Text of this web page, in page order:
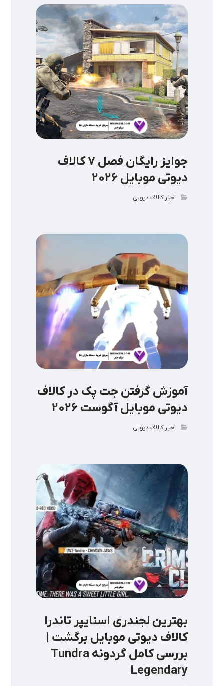
جوایز رایگان فصل ۷ کالاف
دیوتی موبایل 2026
اخبار کالاف دیوتی
آموزش گرفتن جت پک در کالاف
دیوتی موبایل آگوست 2026
اخبار کالاف دیوتی
بهترین لجندری اسنایپر تاندرا
کالاف دیوتی موبایل برگشت |
بررسی کامل گردونه Tundra
Legendary